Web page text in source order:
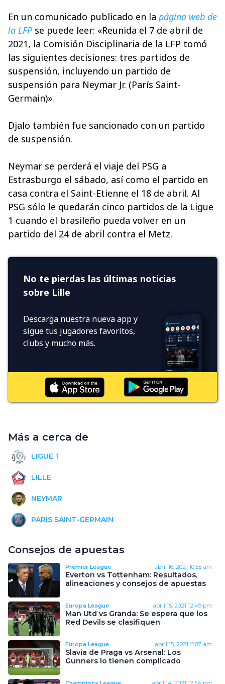
En un comunicado publicado en la página web de
la LFPse puede leer: «Reunida el 7 de abril de
2021, la Comisión Disciplinaria de la LFP tomó
las siguientes decisiones: tres partidos de
suspensión, incluyendo un partido de
suspensión para Neymar Jr. (París Saint-
Germain)».
Djalo también fue sancionado con un partido
de suspensión.
Neymar se perderá el viaje del PSG a
Estrasburgo el sábado, así como el partido en
casa contra el Saint-Etienne el 18 de abril. Al
PSG sólo le quedarán cinco partidos de la Ligue
1 cuando el brasileño pueda volver en un
partido del 24 de abril contra el Metz.
No te pierdas las últimas noticias
sobre Lille
Descarga nuestra nueva app y
sigue tus jugadores favoritos,
clubs y mucho más.
Más a cerca de
LIGUE 1
LILLE
NEYMAR
PARIS SAINT-GERMAIN
Consejos de apuestas
Premier League abril 16, 2021 10:55 am
Everton vs Tottenham: Resultados,
alineaciones y consejos de apuestas
Europa League abril 15, 2021 12:49 pm
Man Utd vs Granda: Se espera que los
Red Devils se clasifiquen
Europa League abril 15, 2021 11:07 am
Slavia de Praga vs Arsenal: Los
Gunners lo tienen complicado